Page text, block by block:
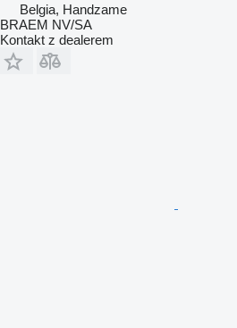
Belgia, Handzame
BRAEM NV/SA
Kontakt z dealerem